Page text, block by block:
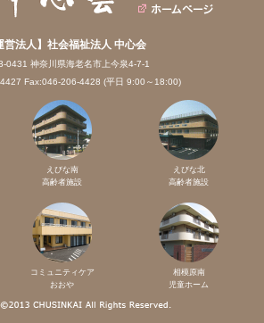
営法人】社会福祉法人 中心会
0431 神奈川県海老名市上今泉4-7-1
Fax:046-206-4428 (平日 9:00～18:00)
えびな南
高齢者施設
えびな北
高齢者施設
コミュニティケア
おおや
相模原南
児童ホーム